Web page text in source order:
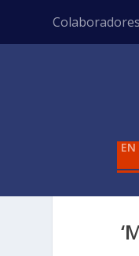
Colaboradores